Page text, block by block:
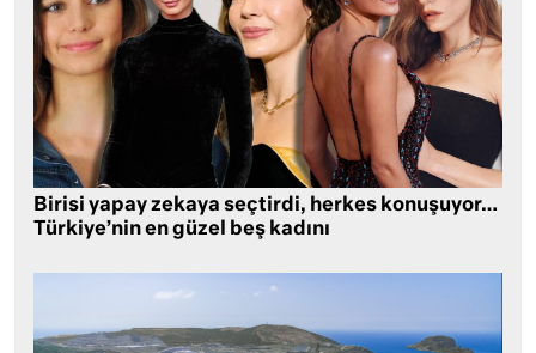
Birisi yapay zekaya seçtirdi, herkes konuşuyor…
Türkiye’nin en güzel beş kadını